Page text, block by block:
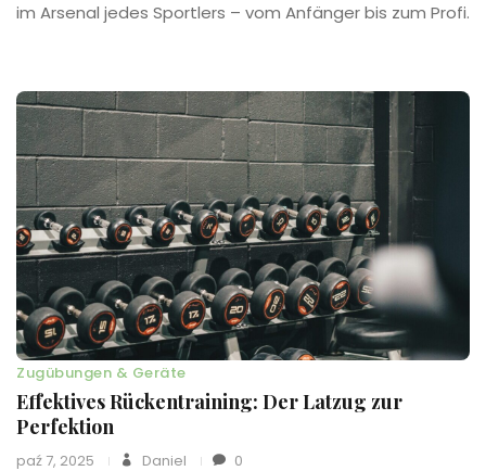
im Arsenal jedes Sportlers – vom Anfänger bis zum Profi.
Zugübungen & Geräte
Effektives Rückentraining: Der Latzug zur
Perfektion
paź 7, 2025 Daniel 0